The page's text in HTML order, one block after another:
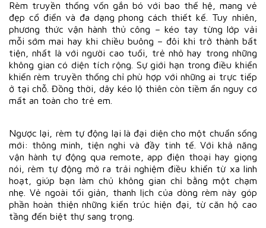
Rèm truyền thống vốn gắn bó với bao thế hệ, mang vẻ
đẹp cổ điển và đa dạng phong cách thiết kế. Tuy nhiên,
phương thức vận hành thủ công – kéo tay từng lớp vải
mỗi sớm mai hay khi chiều buông – đôi khi trở thành bất
tiện, nhất là với người cao tuổi, trẻ nhỏ hay trong những
không gian có diện tích rộng. Sự giới hạn trong điều khiển
khiến rèm truyền thống chỉ phù hợp với những ai trực tiếp
ở tại chỗ. Đồng thời, dây kéo lộ thiên còn tiềm ẩn nguy cơ
mất an toàn cho trẻ em.
Ngược lại, rèm tự động lại là đại diện cho một chuẩn sống
mới: thông minh, tiện nghi và đầy tinh tế. Với khả năng
vận hành tự động qua remote, app điện thoại hay giọng
nói, rèm tự động mở ra trải nghiệm điều khiển từ xa linh
hoạt, giúp bạn làm chủ không gian chỉ bằng một chạm
nhẹ. Vẻ ngoài tối giản, thanh lịch của dòng rèm này góp
phần hoàn thiện những kiến trúc hiện đại, từ căn hộ cao
tầng đến biệt thự sang trọng.